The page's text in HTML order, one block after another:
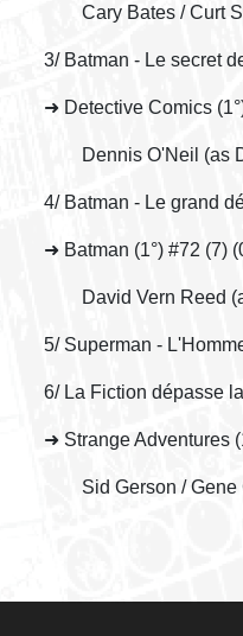
Cary Bates / Curt
3/ Batman - Le secret
➜ Detective Comics
Dennis O'Neil (as
4/ Batman - Le grand
➜ Batman (1°) #72 (7)
David Vern Reed
5/ Superman -
6/ La Fiction dépasse
➜ Strange Adventures
Sid Gerson / Gene